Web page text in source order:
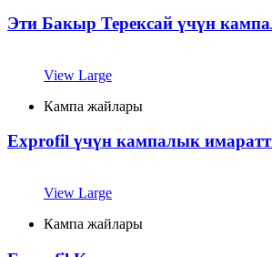
Эти Бакыр Терексай үчүн
View Large
Кампа жайлары
Exprofil үчүн кампалык
View Large
Кампа жайлары